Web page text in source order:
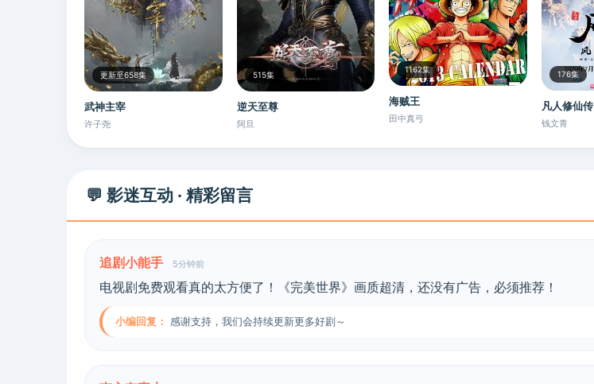
更新至658集
武神主宰
许子尧
515集
逆天至尊
阿旦
1162集
海贼王
田中真弓
176集
凡人修仙传
钱文青
💬 影迷互动 · 精彩留言
追剧小能手 5分钟前
电视剧免费观看真的太方便了！《完美世界》画质超清，还没有广告，必须推荐！
小编回复： 感谢支持，我们会持续更新更多好剧～